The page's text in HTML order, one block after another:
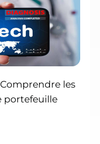
les
portefeuille